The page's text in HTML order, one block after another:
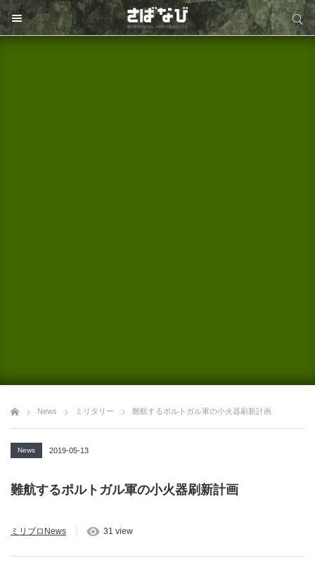
サイト内検索
News ミリタリー 難航するポルトガル軍の小火器刷新計画
News 2019-05-13
難航するポルトガル軍の小火器刷新計画
ミリブロNews 31 view